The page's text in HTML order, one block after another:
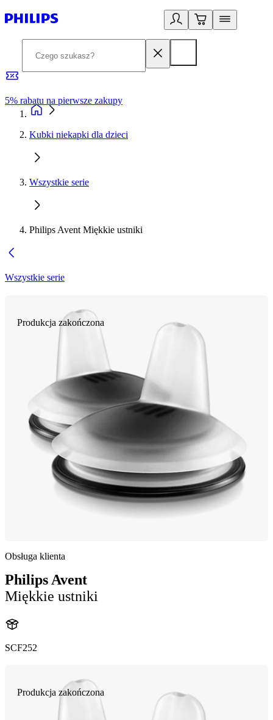
5% rabatu na pierwsze zakupy
Kubki niekapki dla dzieci
Wszystkie serie
Philips Avent Miękkie ustniki
Wszystkie serie
Produkcja zakończona
Obsługa klienta
Philips Avent
Miękkie ustniki
SCF252
Produkcja zakończona